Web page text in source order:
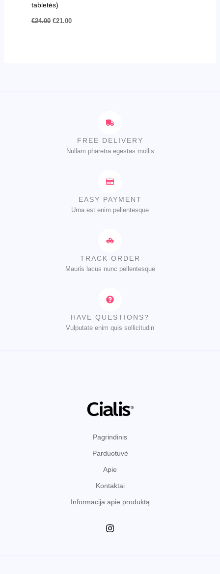
tabletės)
€24.00 €21.00
FREE DELIVERY
Nullam pharetra egestas mollis
EASY PAYMENT
Urna est enim pellentesque
TRACK ORDER
Mauris lacus nunc pellentesque
HAVE QUESTIONS?
Vulputate enim quis sollicitudin
Pagrindinis
Parduotuvė
Apie
Kontaktai
Informacija apie produktą